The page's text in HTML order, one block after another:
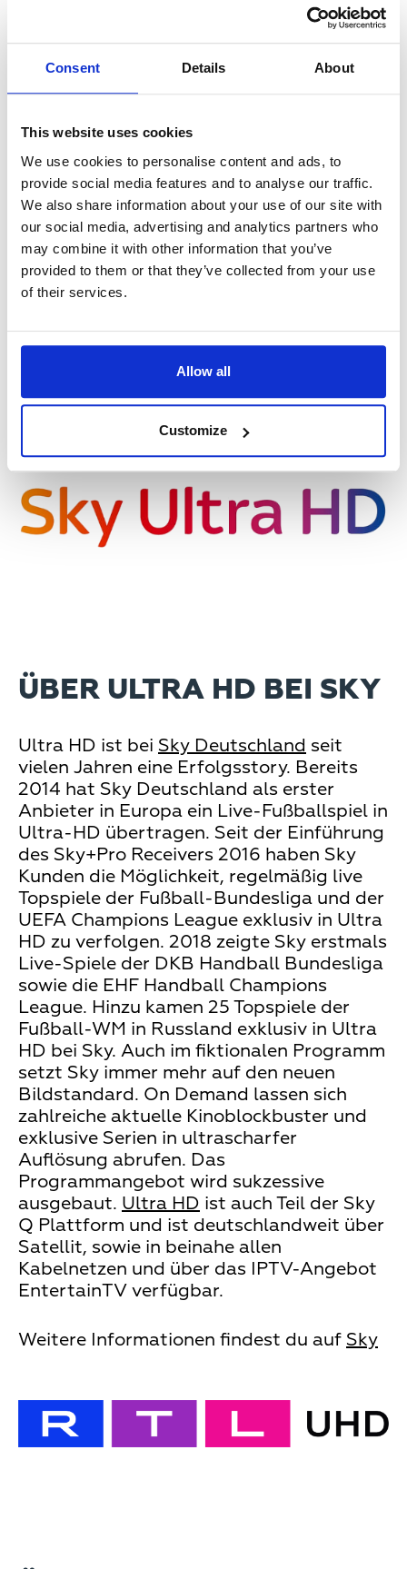
Consent Details About
This website uses cookies
We use cookies to personalise content and ads, to
provide social media features and to analyse our traffic.
We also share information about your use of our site with
our social media, advertising and analytics partners who
may combine it with other information that you’ve
provided to them or that they’ve collected from your use
of their services.
Allow all
Customize
verbindet das Beste aus Shopping,
Unterhaltung und Gemeinschaft, um
seinen Kunden ein einzigartiges
Entdeckungsreise durch ein immer wieder
neues Sortiment aus bekannten Marken
und neuen Produkten aus den Bereichen
Home und Fashion sowie Beauty, Technik
und Schmuck. Hier erhalten Kunden nicht
nur das bestmögliche Shopping-Erlebnis
in Ultra HD, sondern ein vielfältiges
Einkaufsangebot in UHD, das jeden
ÜBER ULTRA HD BEI SKY
Ultra HD ist bei Sky Deutschland seit
vielen Jahren eine Erfolgsstory. Bereits
2014 hat Sky Deutschland als erster
Anbieter in Europa ein Live-Fußballspiel in
Ultra-HD übertragen. Seit der Einführung
des Sky+Pro Receivers 2016 haben Sky
Kunden die Möglichkeit, regelmäßig live
Topspiele der Fußball-Bundesliga und der
UEFA Champions League exklusiv in Ultra
HD zu verfolgen. 2018 zeigte Sky erstmals
Live-Spiele der DKB Handball Bundesliga
sowie die EHF Handball Champions
League. Hinzu kamen 25 Topspiele der
Fußball-WM in Russland exklusiv in Ultra
HD bei Sky. Auch im fiktionalen Programm
setzt Sky immer mehr auf den neuen
Bildstandard. On Demand lassen sich
zahlreiche aktuelle Kinoblockbuster und
exklusive Serien in ultrascharfer
Auflösung abrufen. Das
Programmangebot wird sukzessive
ausgebaut. Ultra HD ist auch Teil der Sky
Q Plattform und ist deutschlandweit über
Satellit, sowie in beinahe allen
Kabelnetzen und über das IPTV-Angebot
EntertainTV verfügbar.
Weitere Informationen findest du auf Sky